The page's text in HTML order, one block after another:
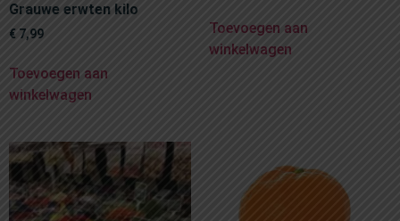
Grauwe erwten kilo
€ 7,99
Toevoegen aan
winkelwagen
Toevoegen aan
winkelwagen